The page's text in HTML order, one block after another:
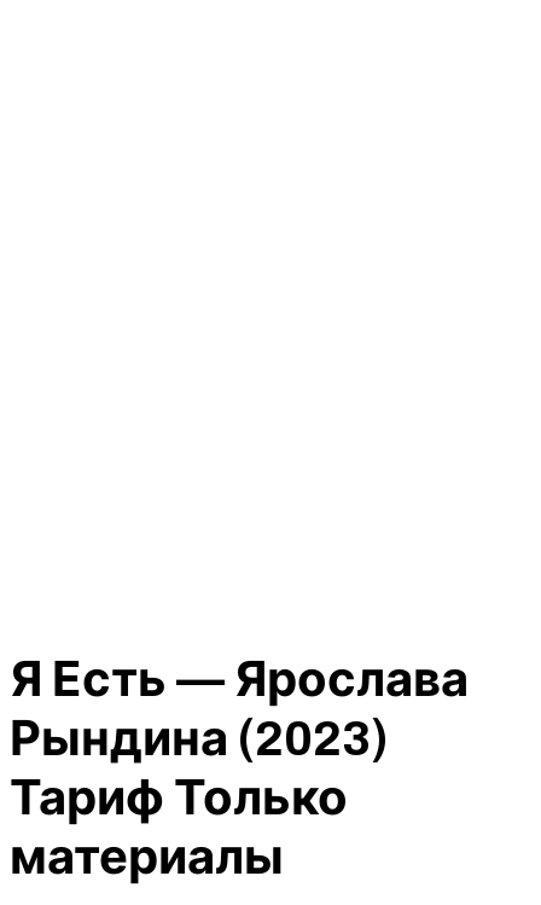
Я Есть — Ярослава
Рындина (2023)
Тариф Только
материалы